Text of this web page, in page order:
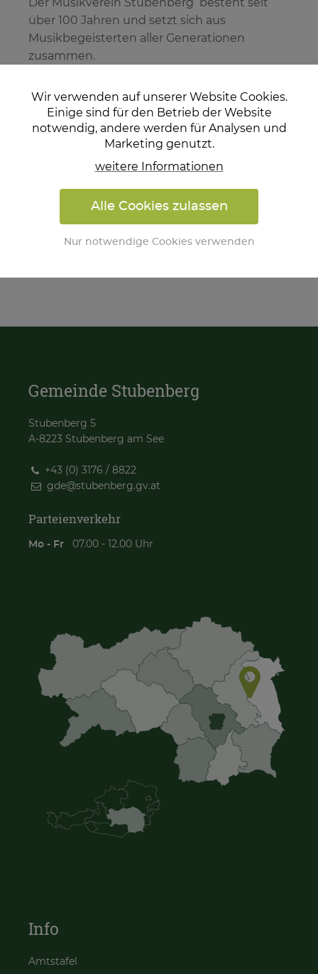
Der Musikverein Stubenberg besteht seit
über 100 Jahren und setzt sich aus
Musikbegeisterten aller Generationen
zusammen.
kirchlichen und öffentlichen
Veranstaltungen
und Feiern, wöchentliche
„Gästekonzerte“ im Sommer sowie das
Auftritte im Jahresverlauf dar.
Web:www.blasmusik-verband.at
Gemeinde Stubenberg
Stubenberg 5
A-8223 Stubenberg am See
+43 (0) 3176 / 8822
gde@stubenberg.gv.at
Parteienverkehr
Mo - Fr 07.00 - 12.00 Uhr
Info
Amtstafel
Wir verwenden auf unserer Website Cookies.
Einige sind für den Betrieb der Website
notwendig, andere werden für Analysen und
Marketing genutzt.
weitere Informationen
Alle Cookies zulassen
Nur notwendige Cookies verwenden